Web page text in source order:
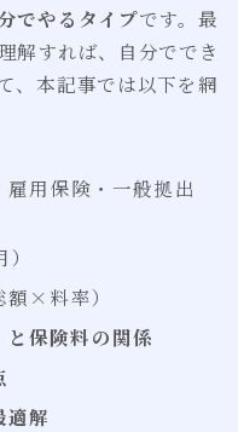
でやるタイプです。最
解すれば、自分ででき
、本記事では以下を網
雇用保険・一般拠出
額×料率）
と保険料の関係
適解